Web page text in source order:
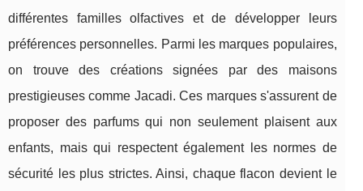
différentes familles olfactives et de développer leurs
préférences personnelles. Parmi les marques populaires,
on trouve des créations signées par des maisons
prestigieuses comme Jacadi. Ces marques s'assurent de
proposer des parfums qui non seulement plaisent aux
enfants, mais qui respectent également les normes de
sécurité les plus strictes. Ainsi, chaque flacon devient le